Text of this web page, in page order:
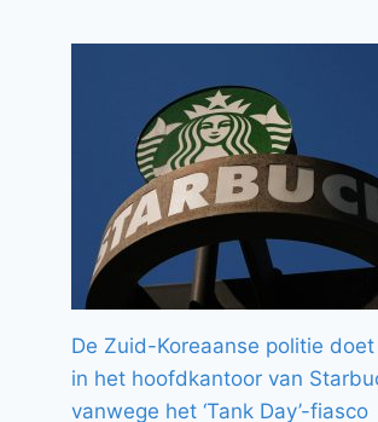
De Zuid-Koreaanse politie
in het hoofdkantoor van
vanwege het ‘Tank Day’-fiasco